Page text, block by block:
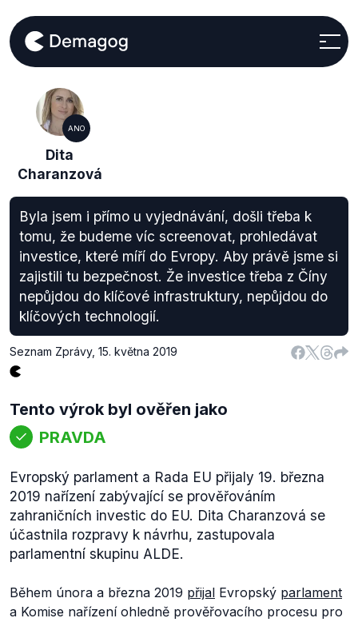
ANO
Dita
Charanzová
Byla jsem i přímo u vyjednávání, došli třeba k
tomu, že budeme víc screenovat, prohledávat
investice, které míří do Evropy. Aby právě jsme si
zajistili tu bezpečnost. Že investice třeba z Číny
nepůjdou do klíčové infrastruktury, nepůjdou do
klíčových technologií.
Seznam Zprávy, 15. května 2019
Tento výrok byl ověřen jako
PRAVDA
Evropský parlament a Rada EU přijaly 19. března
2019 nařízení zabývající se prověřováním
zahraničních investic do EU. Dita Charanzová se
účastnila rozpravy k návrhu, zastupovala
parlamentní skupinu ALDE.
Během února a března 2019 přijal Evropský parlament
a Komise nařízení ohledně prověřovacího procesu pro